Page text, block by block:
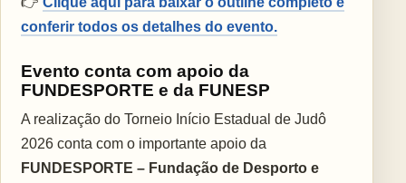
conferir todos os detalhes do evento.
Evento conta com apoio da
FUNDESPORTE e da FUNESP
A realização do Torneio Início Estadual de Judô
2026 conta com o importante apoio da
FUNDESPORTE – Fundação de Desporto e